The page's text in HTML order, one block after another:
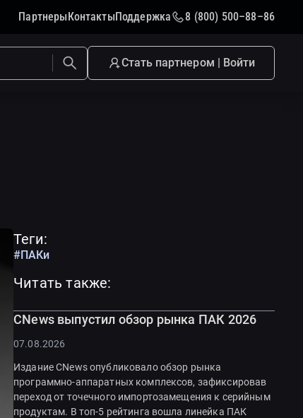
ПартнерыКонтактыПоддержка 8 (800) 500–88–86
Стать партнером | Войти
Теги:
#ПАКи
Читать также:
CNews выпустил обзор рынка ПАК 2026
07.08.2026
Издание CNews опубликовало обзор рынка
программно-аппаратных комплексов, зафиксировав
переход от точечного импортозамещения к серийным
продуктам. В топ-5 рейтинга вошла линейка ПАК